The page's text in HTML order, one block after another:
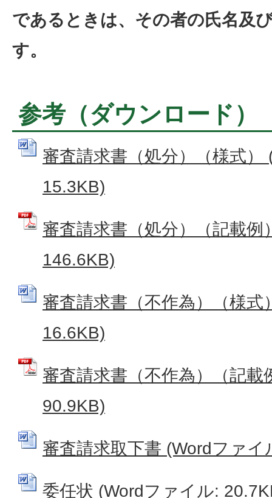
であるときは、その者の氏名及
す。
参考（ダウンロード）
審査請求書（処分）（様式）
15.3KB)
審査請求書（処分）（記載例
146.6KB)
審査請求書（不作為）（様式
16.6KB)
審査請求書（不作為）（記
90.9KB)
審査請求取下書 (Wordファイ
委任状 (Wordファイル: